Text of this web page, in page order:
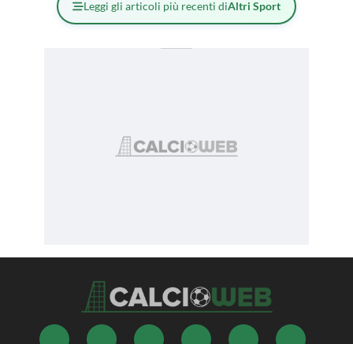
Leggi gli articoli più recenti diAltri Sport